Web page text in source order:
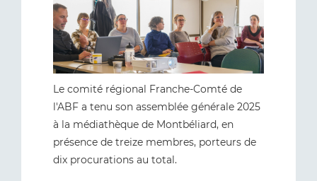
Le comité régional Franche-Comté de
l'ABF a tenu son assemblée générale 2025
à la médiathèque de Montbéliard, en
présence de treize membres, porteurs de
dix procurations au total.